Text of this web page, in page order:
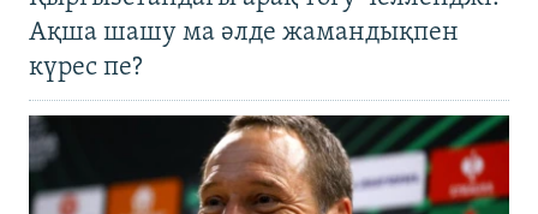
Ақша шашу ма әлде жамандықпен
күрес пе?